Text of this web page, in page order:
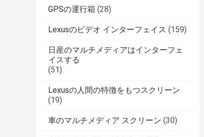
GPSの運行箱 (28)
Lexusのビデオ インターフェイス (159)
日産のマルチメディアはインターフェ
イスする
(51)
Lexusの人間の特徴をもつスクリーン
(19)
車のマルチメディア スクリーン (30)